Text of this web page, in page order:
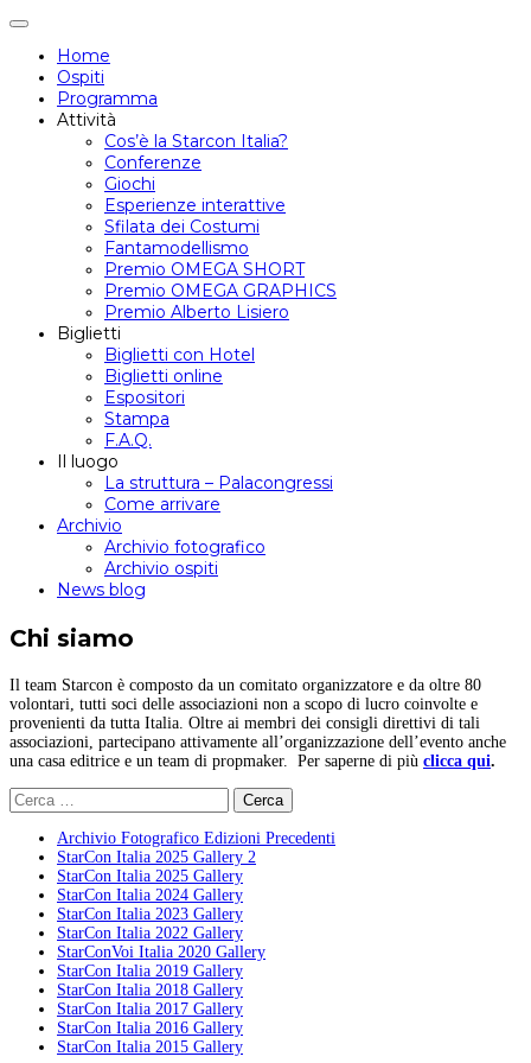
Attiva/disattiva
navigazione
Home
Ospiti
Programma
Attività
Cos’è la Starcon Italia?
Conferenze
Giochi
Esperienze interattive
Sfilata dei Costumi
Fantamodellismo
Premio OMEGA SHORT
Premio OMEGA GRAPHICS
Premio Alberto Lisiero
Biglietti
Biglietti con Hotel
Biglietti online
Espositori
Stampa
F.A.Q.
Il luogo
La struttura – Palacongressi
Come arrivare
Archivio
Archivio fotografico
Archivio ospiti
News blog
Chi siamo
Il team Starcon è composto da un comitato organizzatore e da oltre 80
volontari, tutti soci delle associazioni non a scopo di lucro coinvolte e
provenienti da tutta Italia. Oltre ai membri dei consigli direttivi di tali
associazioni, partecipano attivamente all’organizzazione dell’evento anche
una casa editrice e un team di propmaker. Per saperne di più clicca qui.
Ricerca
per:
Archivio Fotografico Edizioni Precedenti
StarCon Italia 2025 Gallery 2
StarCon Italia 2025 Gallery
StarCon Italia 2024 Gallery
StarCon Italia 2023 Gallery
StarCon Italia 2022 Gallery
StarConVoi Italia 2020 Gallery
StarCon Italia 2019 Gallery
StarCon Italia 2018 Gallery
StarCon Italia 2017 Gallery
StarCon Italia 2016 Gallery
StarCon Italia 2015 Gallery